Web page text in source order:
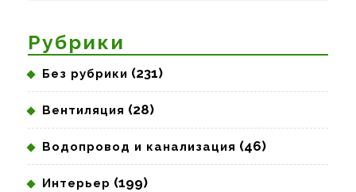
Рубрики
Без рубрики (231)
Вентиляция (28)
Водопровод и канализация (46)
Интерьер (199)